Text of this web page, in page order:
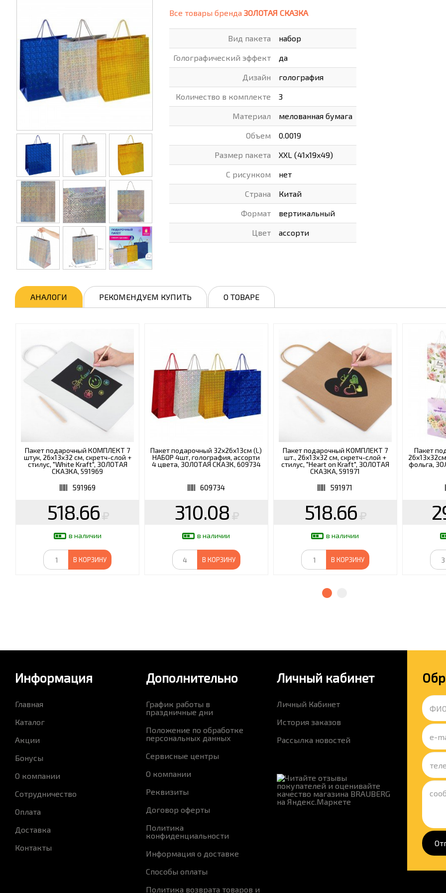
ХОББИ И ТВОРЧЕСТВО ХОЗТОВАРЫ
ЭЛЕКТРОНИКА
ЭЛЕКТРОТОВАРЫ И ОСВЕЩЕНИЕ
Все товары бренда ЗОЛОТАЯ СКАЗКА
Вид пакета набор
Голографический эффект да
Дизайн голография
Количество в комплекте 3
Материал мелованная бумага
Объем 0.0019
Размер пакета XXL (41x19x49)
С рисунком нет
Страна Китай
Формат вертикальный
Цвет ассорти
АНАЛОГИ РЕКОМЕНДУЕМ КУПИТЬ О ТОВАРЕ
Пакет подарочный КОМПЛЕКТ 7
штук, 26x13x32 см, скретч-слой +
стилус, "White Kraft", ЗОЛОТАЯ
СКАЗКА, 591969
591969
518.66
в наличии
В КОРЗИНУ
Пакет подарочный 32x26x13см (L)
НАБОР 4шт, голография, ассорти
4 цвета, ЗОЛОТАЯ СКАЗК, 609734
609734
310.08
в наличии
В КОРЗИНУ
Пакет подарочный КОМПЛЕКТ 7
шт., 26x13x32 см, скретч-слой +
стилус, "Heart on Kraft", ЗОЛОТАЯ
СКАЗКА, 591971
591971
518.66
в наличии
В КОРЗИНУ
Пакет
фольга,
Информация
Главная
Каталог
Акции
Бонусы
О компании
Сотрудничество
Оплата
Доставка
Контакты
Дополнительно
График работы в
праздничные дни
Положение по обработке
персональных данных
Сервисные центры
О компании
Реквизиты
Договор оферты
Политика
конфиденциальности
Информация о доставке
Способы оплаты
Политика возврата товаров и
Личный кабинет
Личный Кабинет
История заказов
Рассылка новостей